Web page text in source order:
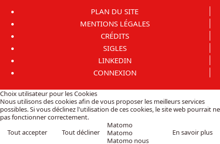
PLAN DU SITE
MENTIONS LÉGALES
CRÉDITS
SIGLES
LINKEDIN
CONNEXION
Choix utilisateur pour les Cookies
Nous utilisons des cookies afin de vous proposer les meilleurs services
possibles. Si vous déclinez l'utilisation de ces cookies, le site web pourrait ne
pas fonctionner correctement.
Tout accepter
Tout décliner En savoir plus
Matomo
Matomo
Matomo nous